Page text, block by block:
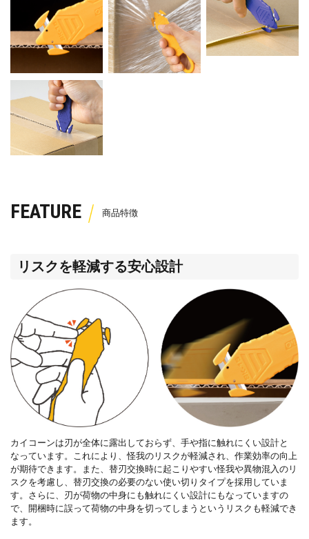
FEATURE
リスクを軽減する安心設計
カイコーンは刃が全体に露出しておらず、手や指に触れにくい設計と
なっています。これにより、怪我のリスクが軽減され、作業効率の向上
が期待できます。また、替刃交換時に起こりやすい怪我や異物混入のリ
スクを考慮し、替刃交換の必要のない使い切りタイプを採用していま
す。さらに、刃が荷物の中身にも触れにくい設計にもなっていますの
で、開梱時に誤って荷物の中身を切ってしまうというリスクも軽減でき
ます。